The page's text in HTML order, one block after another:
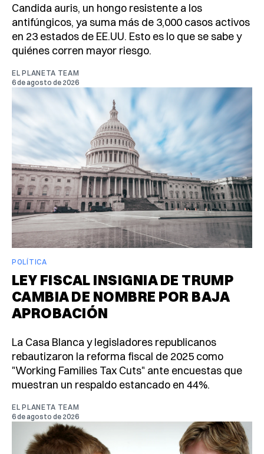
Candida auris, un hongo resistente a los
antifúngicos, ya suma más de 3,000 casos activos
en 23 estados de EE.UU. Esto es lo que se sabe y
quiénes corren mayor riesgo.
EL PLANETA TEAM
6 de agosto de 2026
POLÍTICA
LEY FISCAL INSIGNIA DE TRUMP
CAMBIA DE NOMBRE POR BAJA
APROBACIÓN
La Casa Blanca y legisladores republicanos
rebautizaron la reforma fiscal de 2025 como
"Working Families Tax Cuts" ante encuestas que
muestran un respaldo estancado en 44%.
EL PLANETA TEAM
6 de agosto de 2026